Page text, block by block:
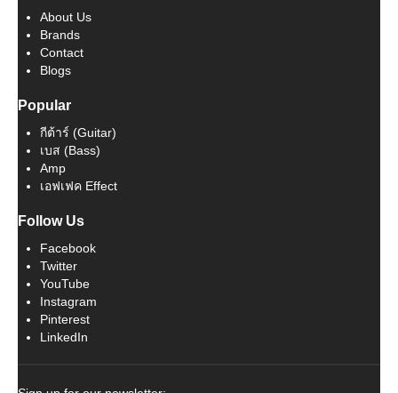
About Us
Brands
Contact
Blogs
Popular
กีต้าร์ (Guitar)
เบส (Bass)
Amp
เอฟเฟค Effect
Follow Us
Facebook
Twitter
YouTube
Instagram
Pinterest
LinkedIn